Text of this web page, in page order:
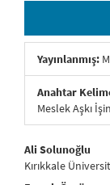
Yayınlanmış:
Anahtar
Meslek Aşkı
Ali Solunoğlu
Kırıkkale